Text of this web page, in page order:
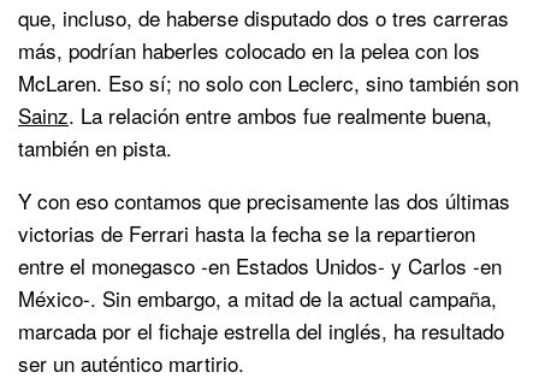
que, incluso, de haberse disputado dos o tres carreras
más, podrían haberles colocado en la pelea con los
McLaren. Eso sí; no solo con Leclerc, sino también son
Sainz. La relación entre ambos fue realmente buena,
también en pista.
Y con eso contamos que precisamente las dos últimas
victorias de Ferrari hasta la fecha se la repartieron
entre el monegasco -en Estados Unidos- y Carlos -en
México-. Sin embargo, a mitad de la actual campaña,
marcada por el fichaje estrella del inglés, ha resultado
ser un auténtico martirio.